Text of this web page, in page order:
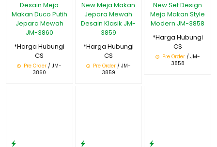
Desain Meja
Makan Duco Putih
Jepara Mewah
JM-3860
*Harga Hubungi
CS
Pre Order / JM-
3860
New Meja Makan
Jepara Mewah
Desain Klasik JM-
3859
*Harga Hubungi
CS
Pre Order/ JM-
3859
New Set Design
Meja Makan Style
Modern JM-3858
*Harga Hubungi
CS
Pre Order/ JM-
3858